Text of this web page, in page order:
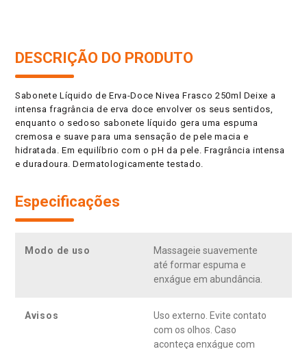
DESCRIÇÃO DO PRODUTO
Sabonete Líquido de Erva-Doce Nivea Frasco 250ml Deixe a
intensa fragrância de erva doce envolver os seus sentidos,
enquanto o sedoso sabonete líquido gera uma espuma
cremosa e suave para uma sensação de pele macia e
hidratada. Em equilíbrio com o pH da pele. Fragrância intensa
e duradoura. Dermatologicamente testado.
Especificações
Modo de uso
Massageie suavemente
até formar espuma e
enxágue em abundância.
Avisos
Uso externo. Evite contato
com os olhos. Caso
aconteça enxágue com